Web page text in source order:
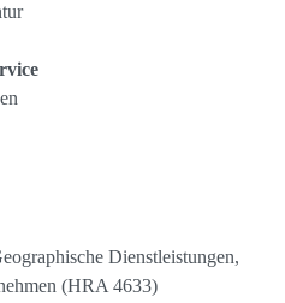
Dienstleistungen,
(HRA 4633)